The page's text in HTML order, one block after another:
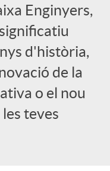
Enginyers,
d'història,
de la
o el nou
teves